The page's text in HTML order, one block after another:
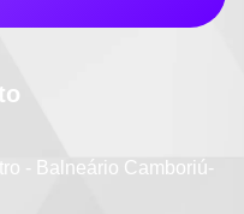
- Balneário Camboriú-